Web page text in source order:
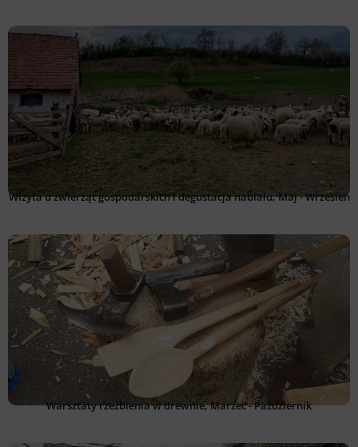
Wizyta u zwierząt gospodarskich i degustacja nabiału, Maj - Wrzesień
Warsztaty rzeźbienia w drewnie, Marzec - Październik